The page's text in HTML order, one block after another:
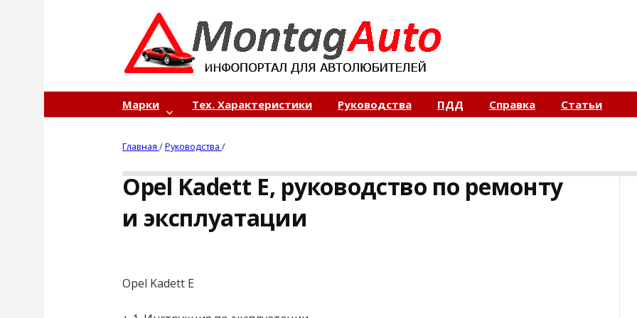
c
Марки Тех. Характеристики Руководства ПДД Справка Статьи
Главная /Руководства /
Opel Kadett E, руководство по ремонту
и эксплуатации
Opel Kadett E